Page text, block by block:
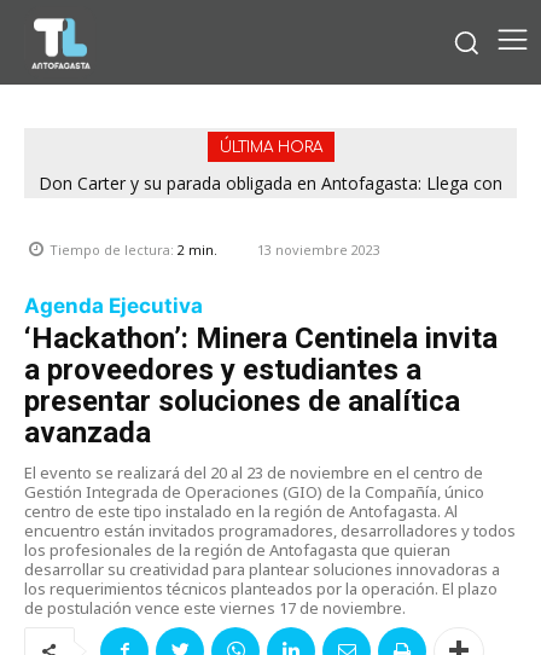
ÚLTIMA HORA
Don Carter y su parada obligada en Antofagasta: Llega con
Tiempo de lectura: 2 min. 13 noviembre 2023
Agenda Ejecutiva
‘Hackathon’: Minera Centinela invita
a proveedores y estudiantes a
presentar soluciones de analítica
avanzada
El evento se realizará del 20 al 23 de noviembre en el centro de
Gestión Integrada de Operaciones (GIO) de la Compañía, único
centro de este tipo instalado en la región de Antofagasta. Al
encuentro están invitados programadores, desarrolladores y todos
los profesionales de la región de Antofagasta que quieran
desarrollar su creatividad para plantear soluciones innovadoras a
los requerimientos técnicos planteados por la operación. El plazo
de postulación vence este viernes 17 de noviembre.